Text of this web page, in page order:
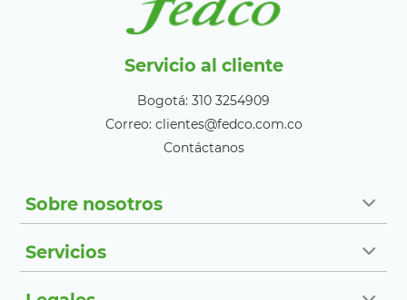
Servicio al cliente
Bogotá: 310 3254909
Correo: clientes@fedco.com.co
Contáctanos
Sobre nosotros
Servicios